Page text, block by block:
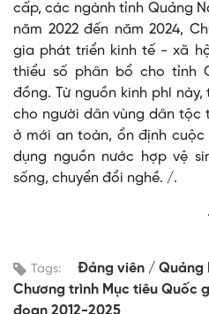
cấp, các ngành tỉnh Quảng
năm 2022 đến năm 2024,
gia phát triển kinh tế - xã
thiểu số phân bổ cho tỉnh
đồng. Từ nguồn kinh phí
cho người dân vùng dân tộc
ở mới an toàn, ổn định
dụng nguồn nước hợp vệ
sống, chuyển đổi nghề. /.
Tags: Đảng viên
Quảng
Chương trình Mục tiêu Quốc